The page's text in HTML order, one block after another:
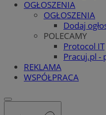
OGŁOSZENIA
OGŁOSZENIA
Dodaj
POLECAMY
Protocol IT
Pracuj.pl -
REKLAMA
WSPÓŁPRACA